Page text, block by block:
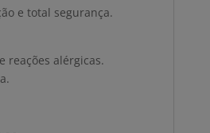
e total segurança.
reações alérgicas.